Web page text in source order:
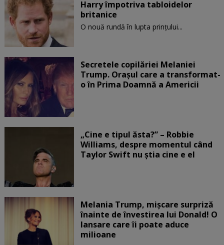
Harry împotriva tabloidelor
britanice
O nouă rundă în lupta prinţului...
Secretele copilăriei Melaniei
Trump. Orașul care a transformat-
o în Prima Doamnă a Americii
„Cine e tipul ăsta?” – Robbie
Williams, despre momentul când
Taylor Swift nu știa cine e el
Melania Trump, mișcare surpriză
înainte de învestirea lui Donald! O
lansare care îi poate aduce
milioane